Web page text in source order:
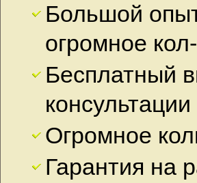
Большой
огромное
Бесплатный
Огромное
Гарантия на